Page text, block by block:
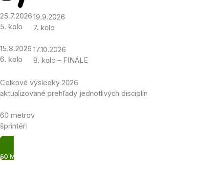
25.7.2026
5. kolo
15.8.2026
6. kolo
19.9.2026
7. kolo
17.10.2026
8. kolo – FINÁLE
Celkové výsledky 2026
aktualizované prehľady jednotlivých disciplín
60 metrov
šprintéri
60 Metrov